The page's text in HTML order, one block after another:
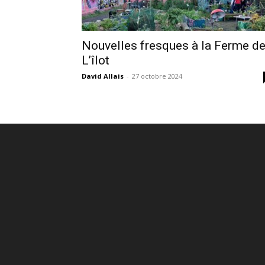
Nouvelles fresques à la Ferme de
L’îlot
David Allais - 27 octobre 2024